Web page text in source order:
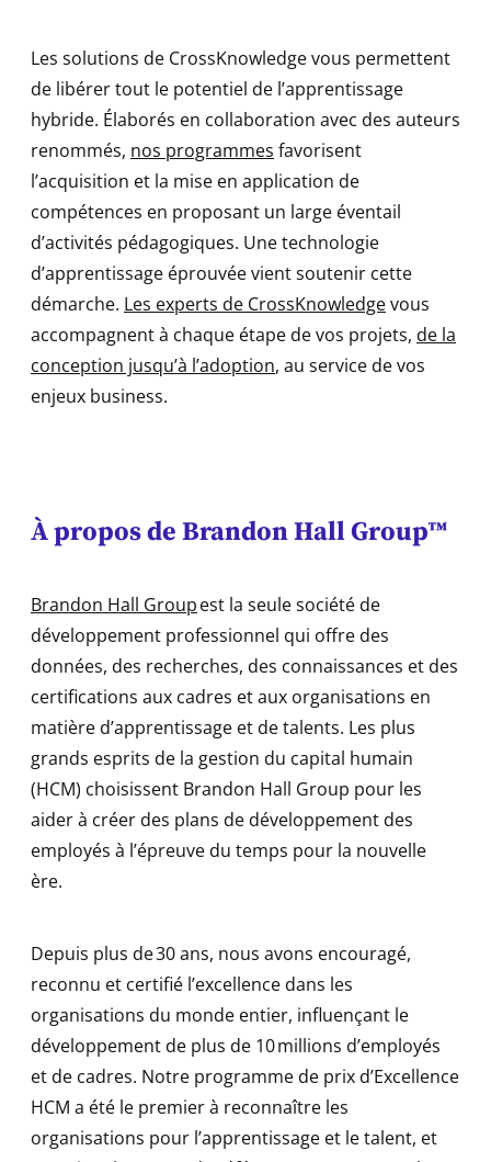
Les solutions de CrossKnowledge vous permettent
de libérer tout le potentiel de l’apprentissage
hybride. Élaborés en collaboration avec des auteurs
renommés, nos programmes favorisent
l’acquisition et la mise en application de
compétences en proposant un large éventail
d’activités pédagogiques. Une technologie
d’apprentissage éprouvée vient soutenir cette
démarche. Les experts de CrossKnowledgevous
accompagnent à chaque étape de vos projets, de la
conception jusqu’à l’adoption, au service de vos
enjeux business.
À propos de Brandon Hall Group™
Brandon Hall Groupest la seule société de
développement professionnel qui offre des
données, des recherches, des connaissances et des
certifications aux cadres et aux organisations en
matière d’apprentissage et de talents. Les plus
grands esprits de la gestion du capital humain
(HCM) choisissent Brandon Hall Group pour les
aider à créer des plans de développement des
employés à l’épreuve du temps pour la nouvelle
ère.
Depuis plus de 30 ans, nous avons encouragé,
reconnu et certifié l’excellence dans les
organisations du monde entier, influençant le
développement de plus de 10 millions d’employés
et de cadres. Notre programme de prix d’Excellence
HCM a été le premier à reconnaître les
organisations pour l’apprentissage et le talent, et